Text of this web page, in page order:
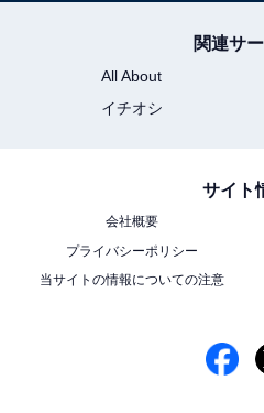
関連サ
All About
イチオシ
サイト
会社概要
プライバシーポリシー
当サイトの情報についての注意